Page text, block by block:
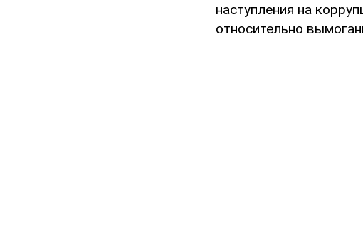
наступления на
относительно